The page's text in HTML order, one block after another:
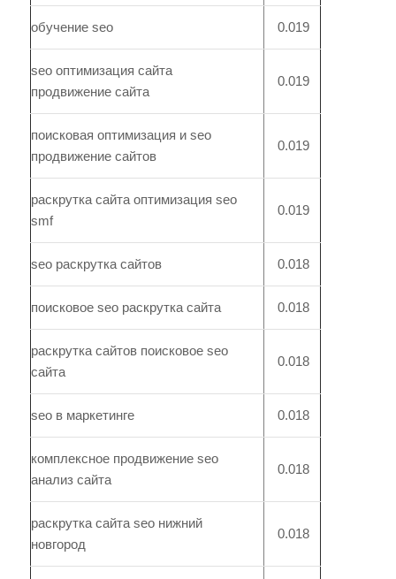
обучение seo 0.019
seo оптимизация сайта
продвижение сайта
0.019
поисковая оптимизация и seo
продвижение сайтов
0.019
раскрутка сайта оптимизация seo
smf
0.019
seo раскрутка сайтов 0.018
поисковое seo раскрутка сайта 0.018
раскрутка сайтов поисковое seo
сайта
0.018
seo в маркетинге 0.018
комплексное продвижение seo
анализ сайта
0.018
раскрутка сайта seo нижний
новгород
0.018